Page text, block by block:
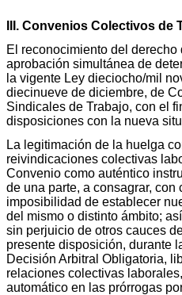
III. Convenios Colectivos de
El reconocimiento del
aprobación simultánea de
la vigente Ley dieciocho/mil
diecinueve de diciembre, de
Sindicales de Trabajo, con el
disposiciones con la nueva
La legitimación de la huelga
reivindicaciones colectivas
Convenio como auténtico
de una parte, a consagrar, con
imposibilidad de establecer
del mismo o distinto ámbito;
sin perjuicio de otros cauces
presente disposición, durante
Decisión Arbitral Obligatoria,
relaciones colectivas
automático en las prórrogas